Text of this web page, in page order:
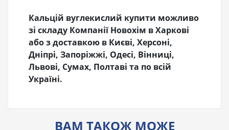
Кальцій вуглекислий купити можливо
зі складу Компанії Новохім в Харкові
або з доставкою в Києві, Херсоні,
Дніпрі, Запоріжжі, Одесі, Вінниці,
Львові, Сумах, Полтаві та по всій
Україні.
ВАМ ТАКОЖ МОЖЕ